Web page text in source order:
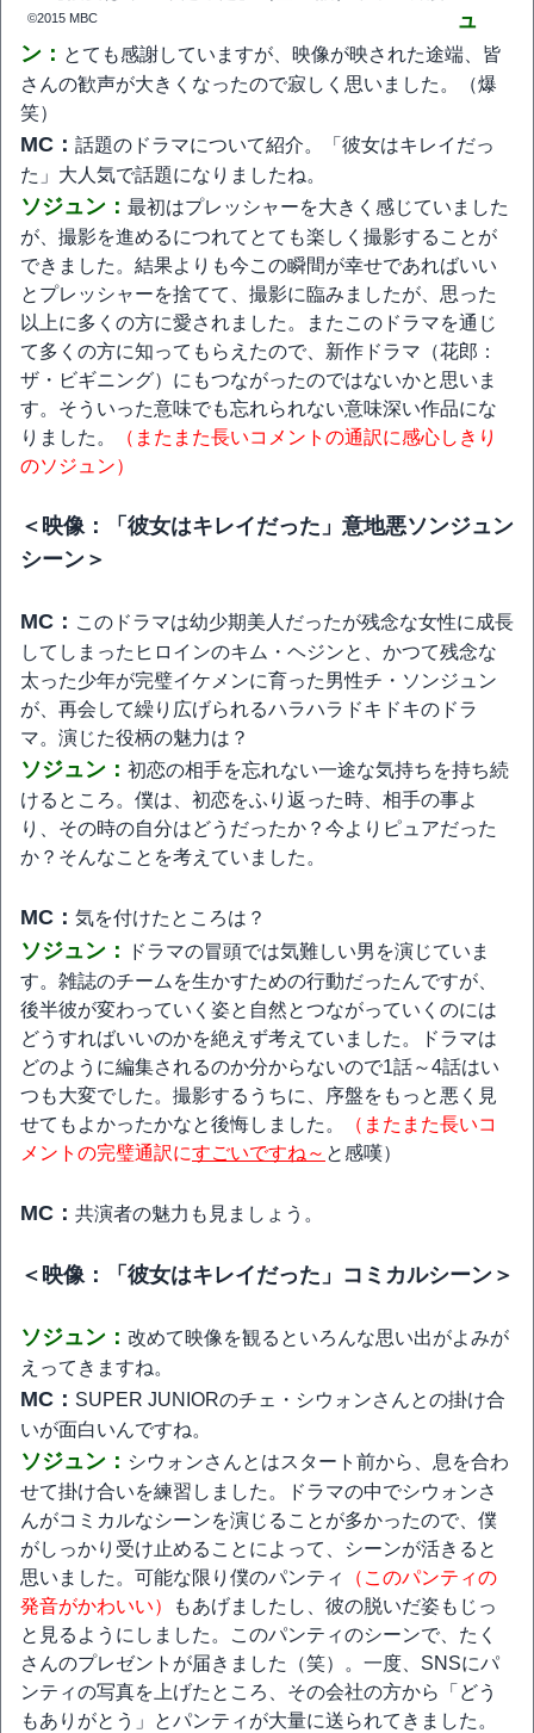
©2015 MBC
ュ
ン： とても感謝していますが、映像が映された途端、皆
さんの歓声が大きくなったので寂しく思いました。（爆
笑）
MC： 話題のドラマについて紹介。「彼女はキレイだっ
た」大人気で話題になりましたね。
ソジュン： 最初はプレッシャーを大きく感じていました
が、撮影を進めるにつれてとても楽しく撮影することが
できました。結果よりも今この瞬間が幸せであればいい
とプレッシャーを捨てて、撮影に臨みましたが、思った
以上に多くの方に愛されました。またこのドラマを通じ
て多くの方に知ってもらえたので、新作ドラマ（花郎：
ザ・ビギニング）にもつながったのではないかと思いま
す。そういった意味でも忘れられない意味深い作品にな
りました。
（またまた長いコメントの通訳に感心しきり
のソジュン）
＜映像：「彼女はキレイだった」意地悪ソンジュン
シーン＞
MC： このドラマは幼少期美人だったが残念な女性に成長
してしまったヒロインのキム・ヘジンと、かつて残念な
太った少年が完璧イケメンに育った男性チ・ソンジュン
が、再会して繰り広げられるハラハラドキドキのドラ
マ。演じた役柄の魅力は？
ソジュン： 初恋の相手を忘れない一途な気持ちを持ち続
けるところ。僕は、初恋をふり返った時、相手の事よ
り、その時の自分はどうだったか？今よりピュアだった
か？そんなことを考えていました。
MC： 気を付けたところは？
ソジュン：
ドラマの冒頭では気難しい男を演じていま
す。雑誌のチームを生かすための行動だったんですが、
後半彼が変わっていく姿と自然とつながっていくのには
どうすればいいのかを絶えず考えていました。ドラマは
どのように編集されるのか分からないので1話～4話はい
つも大変でした。撮影するうちに、序盤をもっと悪く見
せてもよかったかなと後悔しました。
（またまた長いコ
メントの完璧通訳にすごいですね～ と感嘆）
MC： 共演者の魅力も見ましょう。
＜映像：「彼女はキレイだった」コミカルシーン＞
ソジュン： 改めて映像を観るといろんな思い出がよみが
えってきますね。
MC： SUPER JUNIORのチェ・シウォンさんとの掛け合
いが面白いんですね。
ソジュン： シウォンさんとはスタート前から、息を合わ
せて掛け合いを練習しました。ドラマの中でシウォンさ
んがコミカルなシーンを演じることが多かったので、僕
がしっかり受け止めることによって、シーンが活きると
思いました。可能な限り僕のパンティ
（このパンティの
発音がかわいい）
もあげましたし、彼の脱いだ姿もじっ
と見るようにしました。このパンティのシーンで、たく
さんのプレゼントが届きました（笑）。一度、SNSにパ
ンティの写真を上げたところ、その会社の方から「どう
もありがとう」とパンティが大量に送られてきました。